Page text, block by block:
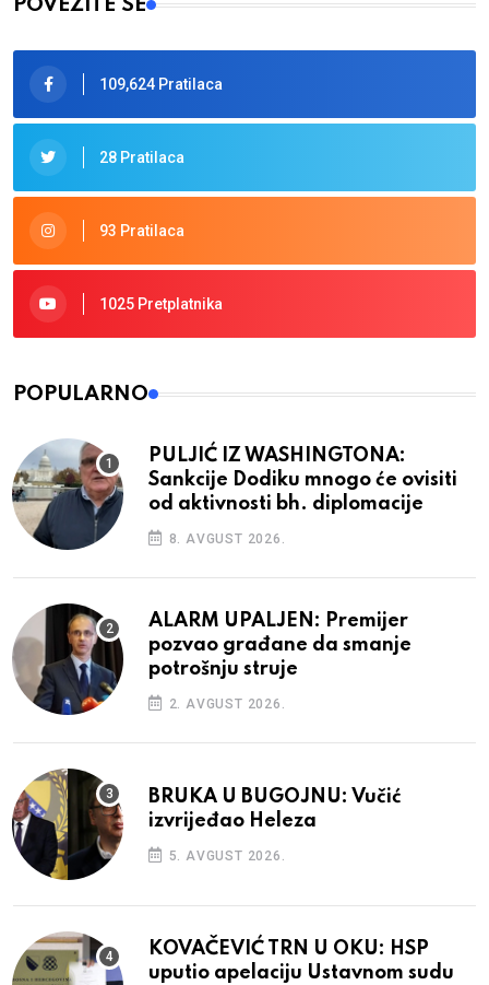
POVEŽITE SE
109,624 Pratilaca
28 Pratilaca
93 Pratilaca
1025 Pretplatnika
POPULARNO
PULJIĆ IZ WASHINGTONA:
Sankcije Dodiku mnogo će ovisiti
od aktivnosti bh. diplomacije
8. AVGUST 2026.
ALARM UPALJEN: Premijer
pozvao građane da smanje
potrošnju struje
2. AVGUST 2026.
BRUKA U BUGOJNU: Vučić
izvrijeđao Heleza
5. AVGUST 2026.
KOVAČEVIĆ TRN U OKU: HSP
uputio apelaciju Ustavnom sudu